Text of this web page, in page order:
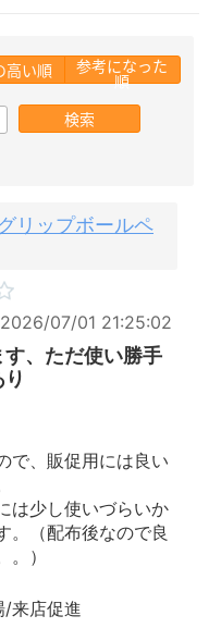
高い順 参考になった
順
検索
リップボールペ
2026/07/01 21:25:02
、ただ使い勝手
で、販促用には良い
は少し使いづらいか
。（配布後なので良
。）
/来店促進